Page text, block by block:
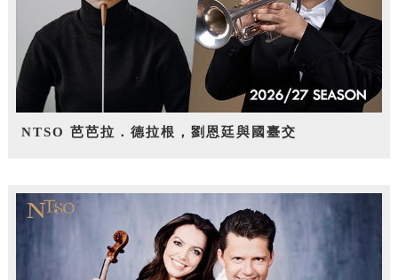
NTSO 芭芭拉．德拉根，劉恩廷與國臺交